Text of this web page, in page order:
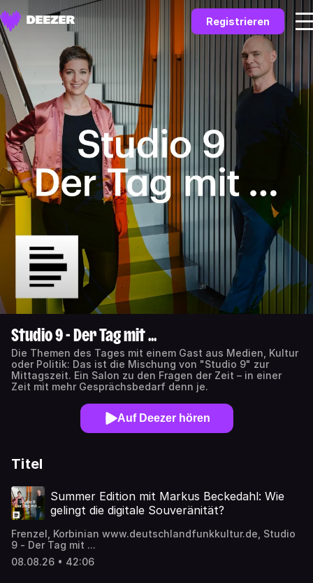
Registrieren
Studio 9 - Der Tag mit ...
Die Themen des Tages mit einem Gast aus Medien, Kultur
oder Politik: Das ist die Mischung von "Studio 9" zur
Mittagszeit. Ein Salon zu den Fragen der Zeit – in einer
Zeit mit mehr Gesprächsbedarf denn je.
Auf Deezer hören
Titel
Summer Edition mit Markus Beckedahl: Wie
gelingt die digitale Souveränität?
Frenzel, Korbinian www.deutschlandfunkkultur.de, Studio
9 - Der Tag mit ...
08.08.26 • 42:06